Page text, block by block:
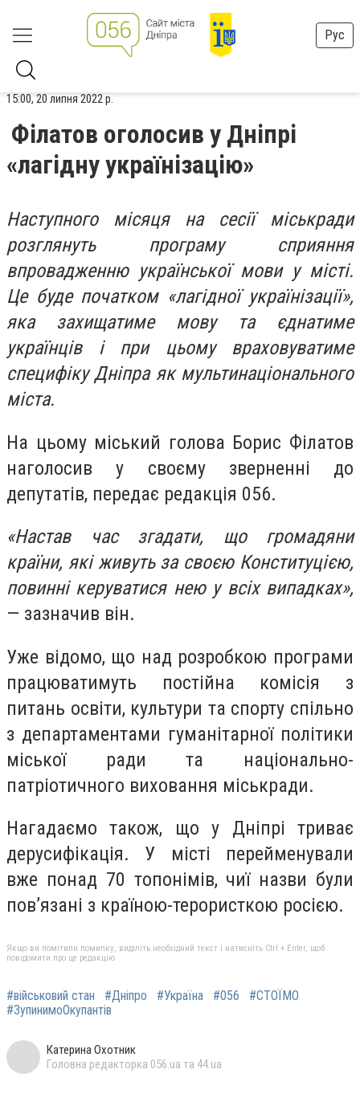
Рус
15:00, 20 липня 2022 р.
Філатов оголосив у Дніпрі
«лагідну українізацію»
Наступного місяця на сесії міськради
розглянуть програму сприяння
впровадженню української мови у місті.
Це буде початком «лагідної українізації»,
яка захищатиме мову та єднатиме
українців і при цьому враховуватиме
специфіку Дніпра як мультинаціонального
міста.
На цьому міський голова Борис Філатов
наголосив у своєму зверненні до
депутатів, передає редакція 056.
«Настав час згадати, що громадяни
країни, які живуть за своєю Конституцією,
повинні керуватися нею у всіх випадках»,
— зазначив він.
Уже відомо, що над розробкою програми
працюватимуть постійна комісія з
питань освіти, культури та спорту спільно
з департаментами гуманітарної політики
міської ради та національно-
патріотичного виховання міськради.
Нагадаємо також, що у Дніпрі триває
дерусифікація. У місті перейменували
вже понад 70 топонімів, чиї назви були
пов’язані з країною-терористкою росією.
Якщо ви помітили помилку, виділіть необхідний текст і натисніть Ctrl + Enter, щоб
повідомити про це редакцію
#військовий стан #Дніпро #Україна #056
#СТОЇМО
#ЗупинимоОкупантів
Катерина Охотник
Головна редакторка 056.ua та 44.ua